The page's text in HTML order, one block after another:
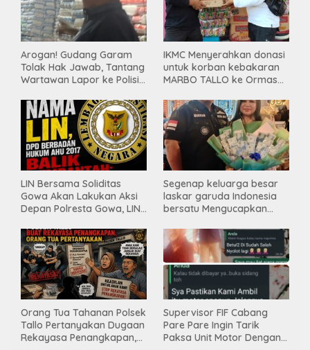
Arogan! Gudang Garam
Tolak Hak Jawab, Tantang
Wartawan Lapor ke Polisi
IKMC Menyerahkan donasi
untuk korban kebakaran
MARBO TALLO ke Ormas
INDONESIA BERSATU
LIN Bersama Soliditas
Gowa Akan Lakukan Aksi
Depan Polresta Gowa, LIN
Ge’eran Nama
Lembaganya Di Catut
Segenap keluarga besar
laskar garuda Indonesia
bersatu Mengucapkan
44 untuk ibu ketua umum
LGIB (Andi Sumarni).
Orang Tua Tahanan Polsek
Tallo Pertanyakan Dugaan
Rekayasa Penangkapan,
Supervisor FIF Cabang
Pare Pare Ingin Tarik
Paksa Unit Motor Dengan